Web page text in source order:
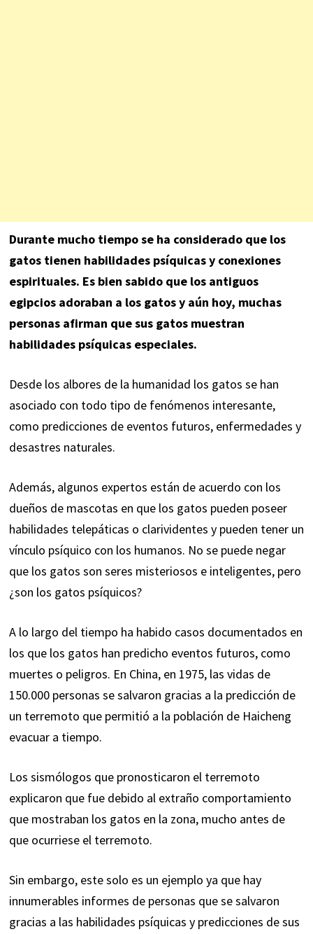
Durante mucho tiempo se ha considerado que los
gatos tienen habilidades psíquicasy conexiones
espirituales. Es bien sabido que los antiguos
egipcios adoraban a los gatos y aún hoy, muchas
personas afirman que sus gatos muestran
habilidades psíquicas especiales.
Desde los albores de la humanidad los gatos se han
asociado con todo tipo de fenómenos interesante,
como predicciones de eventos futuros, enfermedades y
desastres naturales.
Además, algunos expertos están de acuerdo con los
dueños de mascotas en que los gatos pueden poseer
habilidades telepáticas o clarividentes y pueden tener un
vínculo psíquico con los humanos. No se puede negar
que los gatos son seres misteriosos e inteligentes, pero
¿son los gatos psíquicos?
A lo largo del tiempo ha habido casos documentados en
los que los gatos han predicho eventos futuros, como
muertes o peligros. En China, en 1975, las vidas de
150.000 personas se salvaron gracias a la predicción de
un terremoto que permitió a la población de Haicheng
evacuar a tiempo.
Los sismólogos que pronosticaron el terremoto
explicaron que fue debido al extraño comportamiento
que mostraban los gatos en la zona, mucho antes de
que ocurriese el terremoto.
Sin embargo, este solo es un ejemplo ya que hay
innumerables informes de personas que se salvaron
gracias a las habilidades psíquicas y predicciones de sus